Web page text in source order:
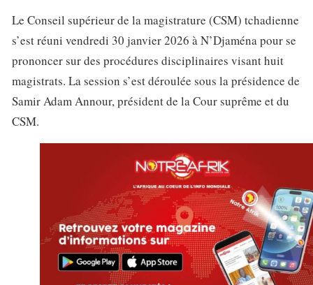
Le Conseil supérieur de la magistrature (CSM) tchadienne
s’est réuni vendredi 30 janvier 2026 à N’Djaména pour se
prononcer sur des procédures disciplinaires visant huit
magistrats. La session s’est déroulée sous la présidence de
Samir Adam Annour, président de la Cour suprême et du
CSM.